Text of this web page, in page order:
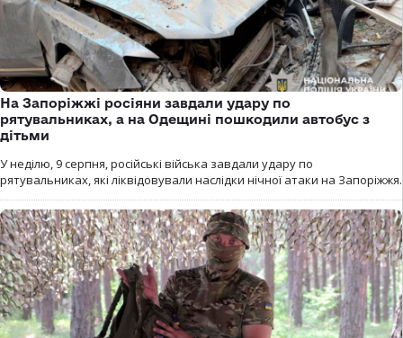
На Запоріжжі росіяни завдали удару по
рятувальниках, а на Одещині пошкодили автобус з
дітьми
У неділю, 9 серпня, російські війська завдали удару по
рятувальниках, які ліквідовували наслідки нічної атаки на Запоріжжя.